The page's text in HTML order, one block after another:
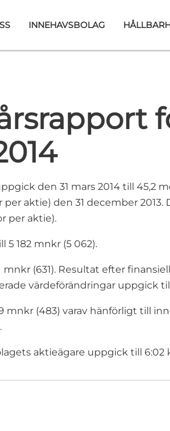
INNEHAVSBOLAG
den 31 mars 2014 till 45,2
aktie) den 31 december 2013.
per aktie).
182 mnkr (5 062).
(631). Resultat efter
värdeförändringar uppgick
mnkr (483) varav hänförligt till
aktieägare uppgick till 6:02